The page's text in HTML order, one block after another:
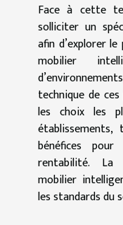
Face à cette
solliciter un
afin d’explorer
mobilier
technique de
les choix les
bénéfices
rentabilité. La
mobilier
les standards du